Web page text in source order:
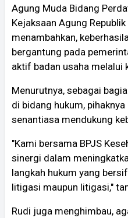
Agung Muda Bidang
Kejaksaan Agung
menambahkan,
bergantung pada
aktif badan usaha melalui
Menurutnya, sebagai
di bidang hukum,
senantiasa mendukung
"Kami bersama BPJS
sinergi dalam
langkah hukum yang
litigasi maupun litigasi,"
Rudi juga menghimbau,